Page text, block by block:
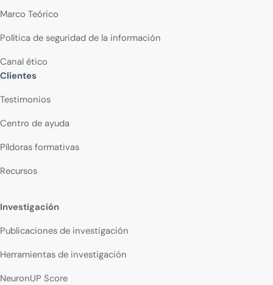
Marco Teórico
Política de seguridad de la información
Canal ético
Clientes
Testimonios
Centro de ayuda
Píldoras formativas
Recursos
Investigación
Publicaciones de investigación
Herramientas de investigación
NeuronUP Score